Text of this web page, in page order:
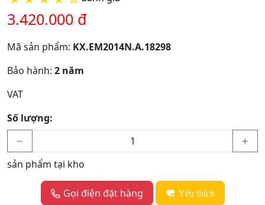
3.420.000 đ
Mã sản phẩm: KX.EM2014N.A.18298
Bảo hành: 2 năm
VAT
Số lượng:
sản phẩm tại kho
Gọi điện đặt hàng Yêu thích